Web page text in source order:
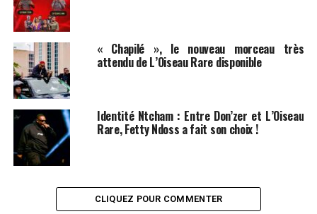
« Chapilé », le nouveau morceau très
attendu de L’Oiseau Rare disponible
Identité Ntcham : Entre Don’zer et L’Oiseau
Rare, Fetty Ndoss a fait son choix !
CLIQUEZ POUR COMMENTER